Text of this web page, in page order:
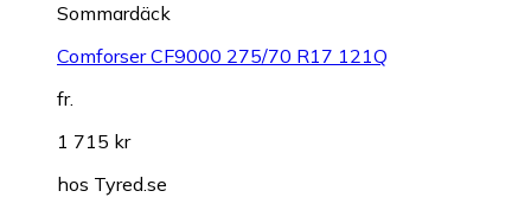
Sommardäck
Comforser CF9000 275/70 R17 121Q
fr.
1 715 kr
hos Tyred.se